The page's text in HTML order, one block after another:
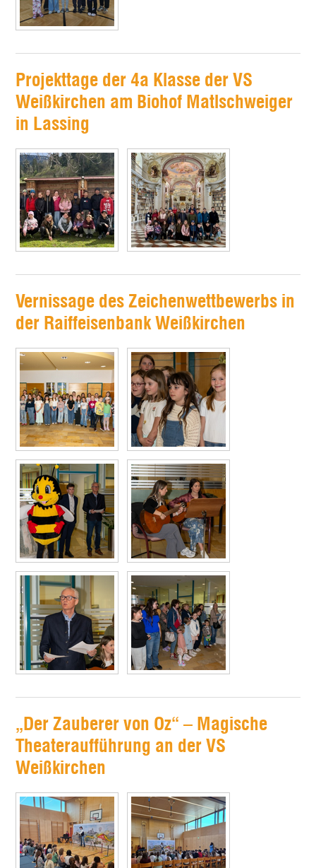
Projekttage der 4a Klasse der VS
Weißkirchen am Biohof Matlschweiger
in Lassing
Vernissage des Zeichenwettbewerbs in
der Raiffeisenbank Weißkirchen
„Der Zauberer von Oz“ – Magische
Theateraufführung an der VS
Weißkirchen